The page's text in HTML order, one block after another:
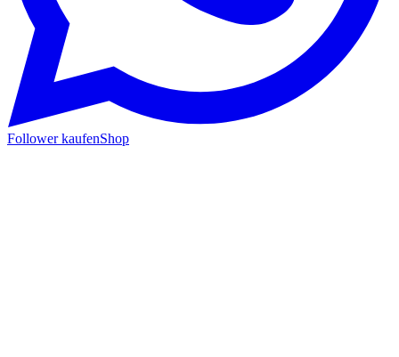
Follower kaufenShop